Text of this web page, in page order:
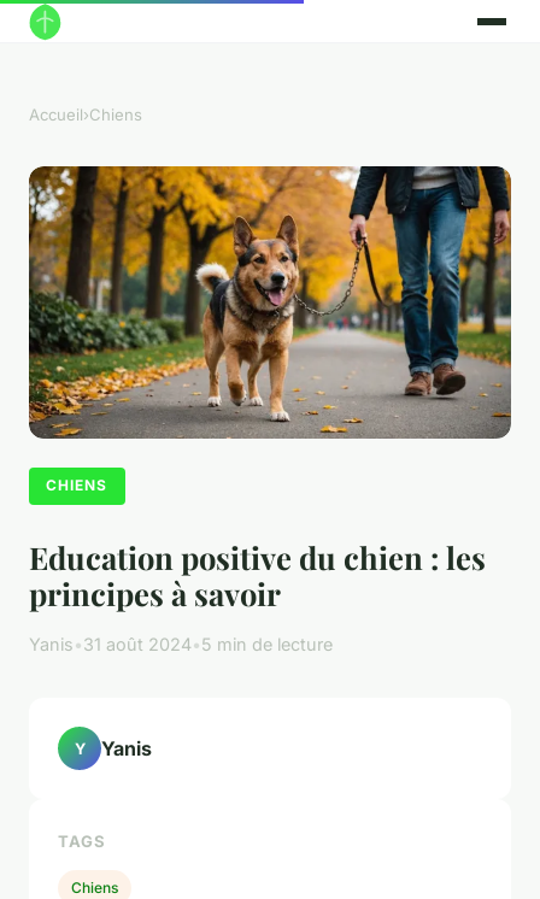
Accueil›Chiens
CHIENS
Education positive du chien : les
principes à savoir
Yanis•31 août 2024•5 min de lecture
Y Yanis
TAGS
Chiens